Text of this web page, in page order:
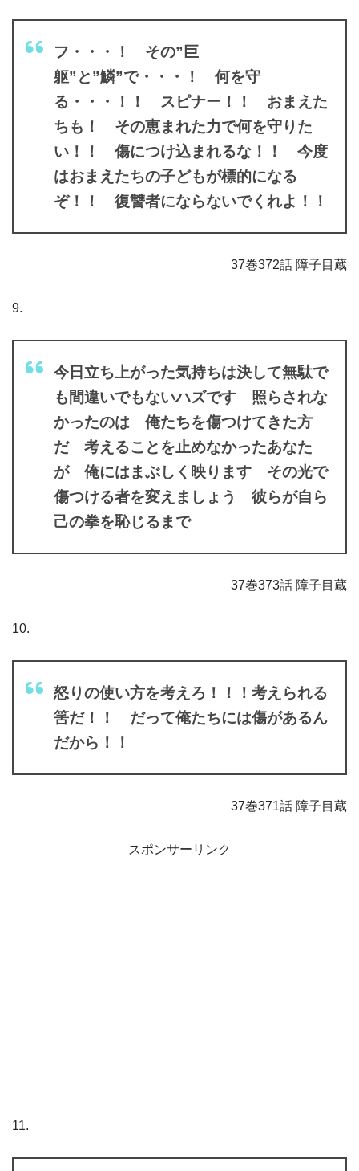
フ・・・！ その”巨
躯”と”鱗”で・・・！ 何を守
る・・・！！ スピナー！！ おまえた
ちも！ その恵まれた力で何を守りた
い！！ 傷につけ込まれるな！！ 今度
はおまえたちの子どもが標的になる
ぞ！！ 復讐者にならないでくれよ！！
37巻372話 障子目蔵
9.
今日立ち上がった気持ちは決して無駄で
も間違いでもないハズです 照らされな
かったのは 俺たちを傷つけてきた方
だ 考えることを止めなかったあなた
が 俺にはまぶしく映ります その光で
傷つける者を変えましょう 彼らが自ら
己の拳を恥じるまで
37巻373話 障子目蔵
10.
怒りの使い方を考えろ！！！考えられる
筈だ！！ だって俺たちには傷があるん
だから！！
37巻371話 障子目蔵
スポンサーリンク
11.